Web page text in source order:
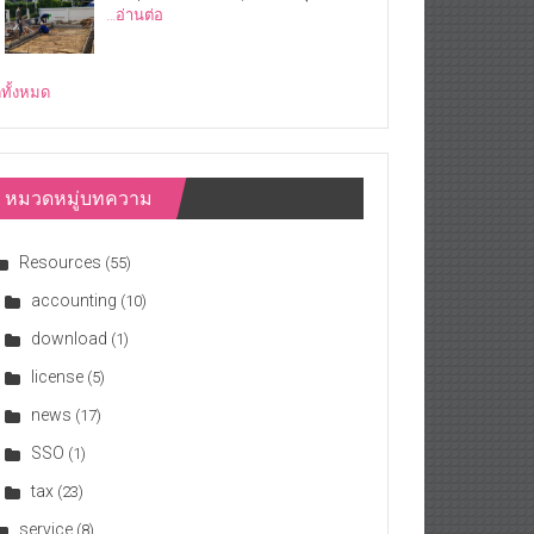
…อ่านต่อ
ทั้งหมด
หมวดหมู่บทความ
Resources (55)
accounting (10)
download (1)
license (5)
news (17)
SSO (1)
tax (23)
service (8)